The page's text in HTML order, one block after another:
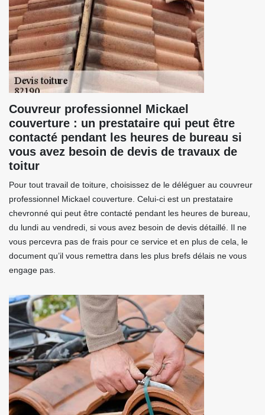
Couvreur professionnel Mickael
couverture : un prestataire qui peut être
contacté pendant les heures de bureau si
vous avez besoin de devis de travaux de
toitur
Pour tout travail de toiture, choisissez de le déléguer au couvreur
professionnel Mickael couverture. Celui-ci est un prestataire
chevronné qui peut être contacté pendant les heures de bureau,
du lundi au vendredi, si vous avez besoin de devis détaillé. Il ne
vous percevra pas de frais pour ce service et en plus de cela, le
document qu’il vous remettra dans les plus brefs délais ne vous
engage pas.